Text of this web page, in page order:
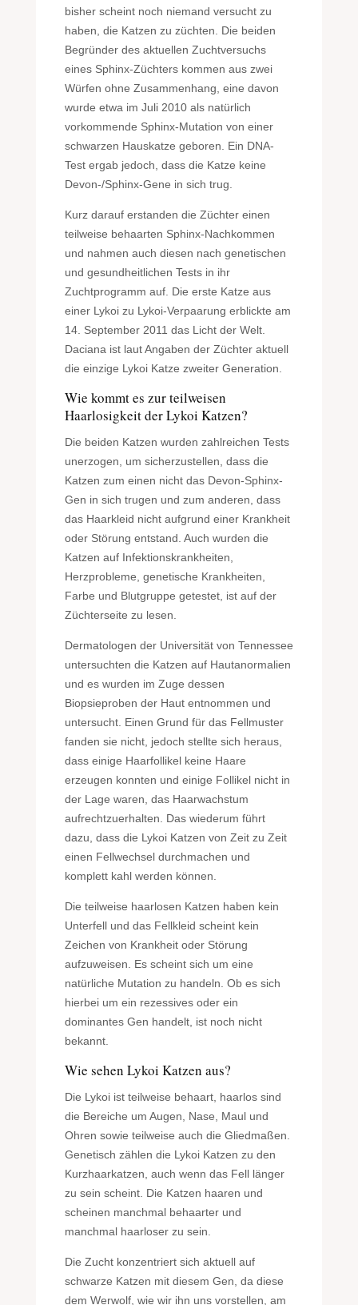
bisher scheint noch niemand versucht zu
haben, die Katzen zu züchten. Die beiden
Begründer des aktuellen Zuchtversuchs
eines Sphinx-Züchters kommen aus zwei
Würfen ohne Zusammenhang, eine davon
wurde etwa im Juli 2010 als natürlich
vorkommende Sphinx-Mutation von einer
schwarzen Hauskatze geboren. Ein DNA-
Test ergab jedoch, dass die Katze keine
Devon-/Sphinx-Gene in sich trug.
Kurz darauf erstanden die Züchter einen
teilweise behaarten Sphinx-Nachkommen
und nahmen auch diesen nach genetischen
und gesundheitlichen Tests in ihr
Zuchtprogramm auf. Die erste Katze aus
einer Lykoi zu Lykoi-Verpaarung erblickte am
14. September 2011 das Licht der Welt.
Daciana ist laut Angaben der Züchter aktuell
die einzige Lykoi Katze zweiter Generation.
Wie kommt es zur teilweisen
Haarlosigkeit der Lykoi Katzen?
Die beiden Katzen wurden zahlreichen Tests
unerzogen, um sicherzustellen, dass die
Katzen zum einen nicht das Devon-Sphinx-
Gen in sich trugen und zum anderen, dass
das Haarkleid nicht aufgrund einer Krankheit
oder Störung entstand. Auch wurden die
Katzen auf Infektionskrankheiten,
Herzprobleme, genetische Krankheiten,
Farbe und Blutgruppe getestet, ist auf der
Züchterseite zu lesen.
Dermatologen der Universität von Tennessee
untersuchten die Katzen auf Hautanormalien
und es wurden im Zuge dessen
Biopsieproben der Haut entnommen und
untersucht. Einen Grund für das Fellmuster
fanden sie nicht, jedoch stellte sich heraus,
dass einige Haarfollikel keine Haare
erzeugen konnten und einige Follikel nicht in
der Lage waren, das Haarwachstum
aufrechtzuerhalten. Das wiederum führt
dazu, dass die Lykoi Katzen von Zeit zu Zeit
einen Fellwechsel durchmachen und
komplett kahl werden können.
Die teilweise haarlosen Katzen haben kein
Unterfell und das Fellkleid scheint kein
Zeichen von Krankheit oder Störung
aufzuweisen. Es scheint sich um eine
natürliche Mutation zu handeln. Ob es sich
hierbei um ein rezessives oder ein
dominantes Gen handelt, ist noch nicht
bekannt.
Wie sehen Lykoi Katzen aus?
Die Lykoi ist teilweise behaart, haarlos sind
die Bereiche um Augen, Nase, Maul und
Ohren sowie teilweise auch die Gliedmaßen.
Genetisch zählen die Lykoi Katzen zu den
Kurzhaarkatzen, auch wenn das Fell länger
zu sein scheint. Die Katzen haaren und
scheinen manchmal behaarter und
manchmal haarloser zu sein.
Die Zucht konzentriert sich aktuell auf
schwarze Katzen mit diesem Gen, da diese
dem Werwolf, wie wir ihn uns vorstellen, am